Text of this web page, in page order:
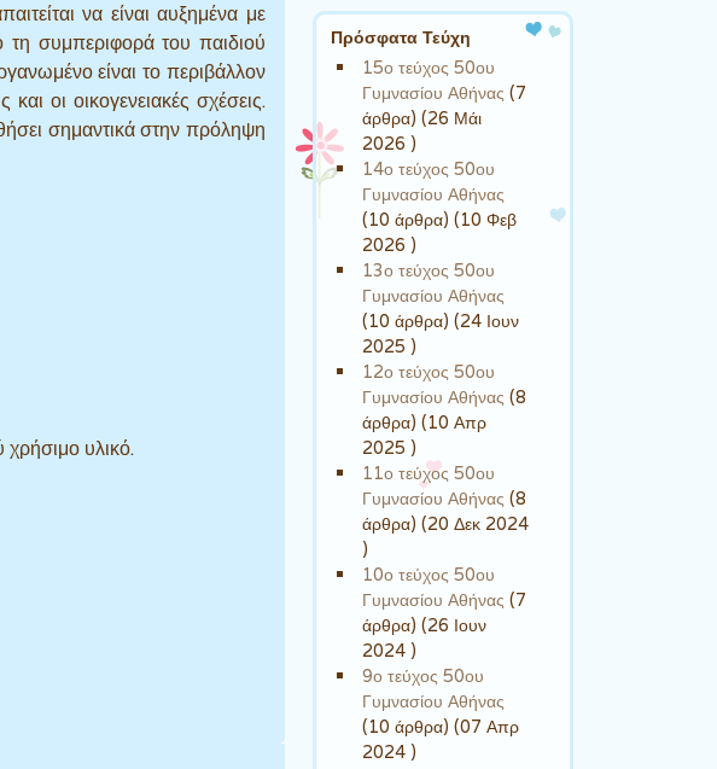
να είναι αυξημένα με
συμπεριφορά του παιδιού
είναι το περιβάλλον
οι οικογενειακές σχέσεις.
σημαντικά στην πρόληψη
υλικό.
Πρόσφατα Τεύχη
15ο τεύχος 50ου
Γυμνασίου Αθήνας (7
άρθρα) (26 Μάι
2026 )
14ο τεύχος 50ου
Γυμνασίου Αθήνας
(10 άρθρα) (10 Φεβ
2026 )
13ο τεύχος 50ου
Γυμνασίου Αθήνας
(10 άρθρα) (24 Ιουν
2025 )
12ο τεύχος 50ου
Γυμνασίου Αθήνας (8
άρθρα) (10 Απρ
2025 )
11ο τεύχος 50ου
Γυμνασίου Αθήνας (8
άρθρα) (20 Δεκ 2024
)
10ο τεύχος 50ου
Γυμνασίου Αθήνας (7
άρθρα) (26 Ιουν
2024 )
9ο τεύχος 50ου
Γυμνασίου Αθήνας
(10 άρθρα) (07 Απρ
2024 )